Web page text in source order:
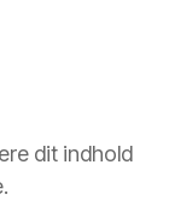
dit indhold